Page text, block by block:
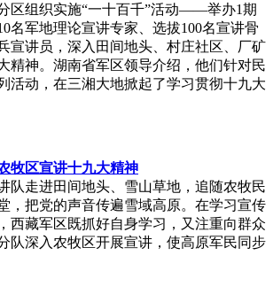
区组织实施“一十百千”活动——举办1期
名军地理论宣讲专家、选拔100名宣讲骨
宣讲员，深入田间地头、村庄社区、厂矿
精神。湖南省军区领导介绍，他们针对民
活动，在三湘大地掀起了学习贯彻十九大
牧区宣讲十九大精神
队走进田间地头、雪山草地，追随农牧民
，把党的声音传遍雪域高原。在学习宣传
西藏军区既抓好自身学习，又注重向群众
队深入农牧区开展宣讲，使高原军民同步